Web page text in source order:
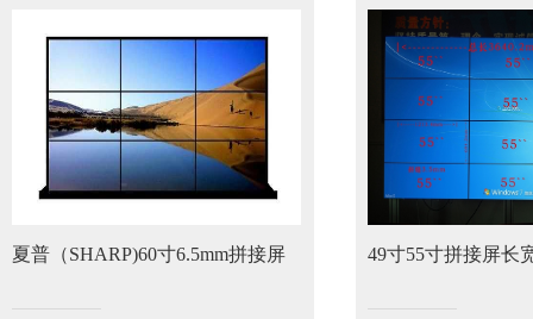
夏普（SHARP)60寸6.5mm拼接屏 49寸55寸拼接屏长